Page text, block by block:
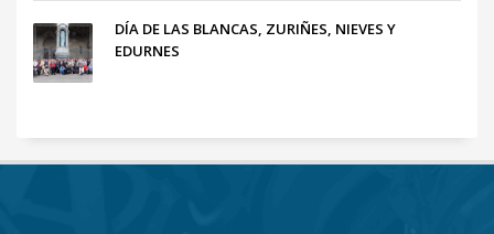
DÍA DE LAS BLANCAS, ZURIÑES, NIEVES Y
EDURNES